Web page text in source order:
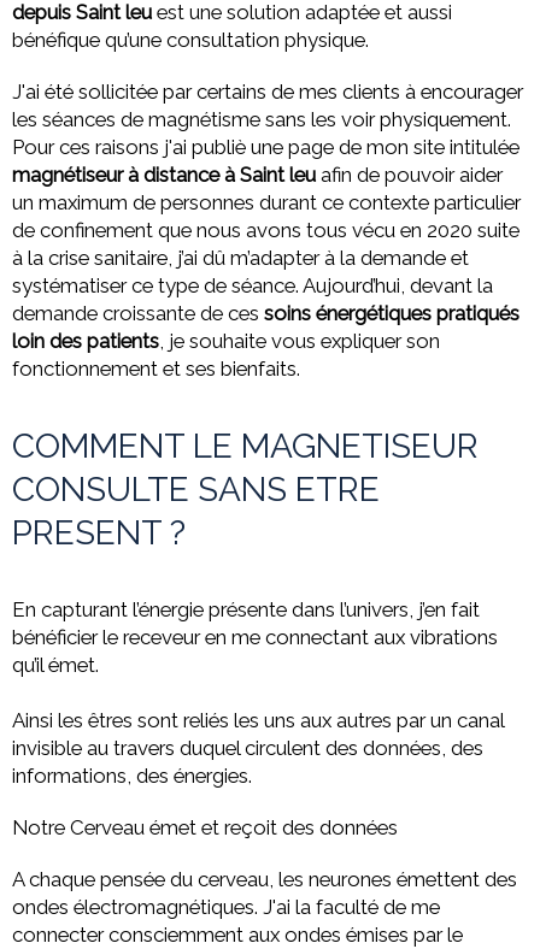
depuis Saint leu est une solution adaptée et aussi
bénéfique qu’une consultation physique.
J'ai été sollicitée par certains de mes clients à encourager
les séances de magnétisme sans les voir physiquement.
Pour ces raisons j'ai publiè une page de mon site intitulée
magnétiseur à distance à Saint leu afin de pouvoir aider
un maximum de personnes durant ce contexte particulier
de confinement que nous avons tous vécu en 2020 suite
à la crise sanitaire, j’ai dû m’adapter à la demande et
systématiser ce type de séance. Aujourd’hui, devant la
demande croissante de ces soins énergétiques pratiqués
loin des patients, je souhaite vous expliquer son
fonctionnement et ses bienfaits.
COMMENT LE MAGNETISEUR
CONSULTE SANS ETRE
PRESENT ?
En capturant l’énergie présente dans l’univers, j’en fait
bénéficier le receveur en me connectant aux vibrations
qu’il émet.
Ainsi les êtres sont reliés les uns aux autres par un canal
invisible au travers duquel circulent des données, des
informations, des énergies.
Notre Cerveau émet et reçoit des données
A chaque pensée du cerveau, les neurones émettent des
ondes électromagnétiques. J'ai la faculté de me
connecter consciemment aux ondes émises par le